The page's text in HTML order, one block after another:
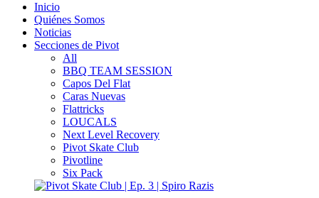
Inicio
Quiénes Somos
Noticias
Secciones de Pivot
All
BBQ TEAM SESSION
Capos Del Flat
Caras Nuevas
Flattricks
LOUCALS
Next Level Recovery
Pivot Skate Club
Pivotline
Six Pack